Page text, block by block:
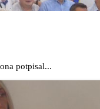
potpisal...